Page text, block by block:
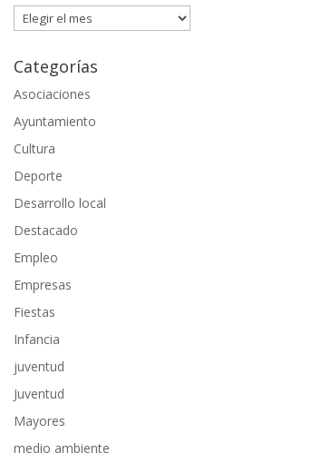
Archivos
Categorías
Asociaciones
Ayuntamiento
Cultura
Deporte
Desarrollo local
Destacado
Empleo
Empresas
Fiestas
Infancia
juventud
Juventud
Mayores
medio ambiente